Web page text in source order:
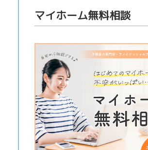
マイホーム無料相談